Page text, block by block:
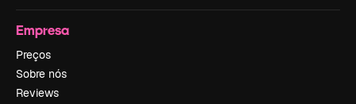
Empresa
Preços
Sobre nós
Reviews